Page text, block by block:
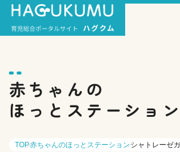
赤ちゃんの
ほっとステーション
TOP赤ちゃんのほっとステーションシャトレーゼ